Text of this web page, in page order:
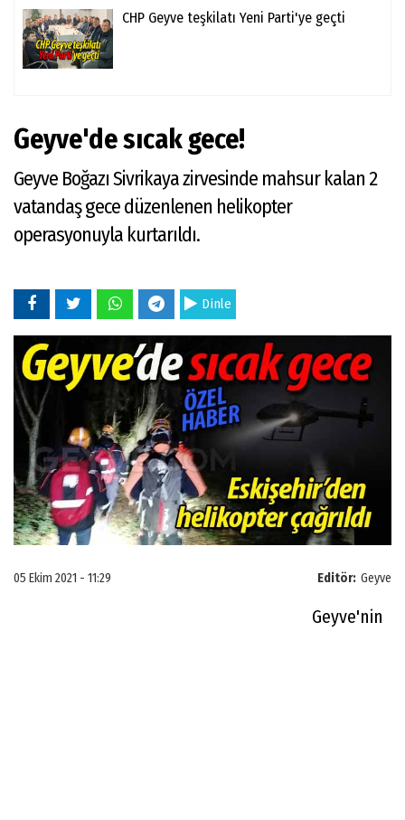
CHP Geyve teşkilatı Yeni Parti'ye geçti
Geyve'de sıcak gece!
Geyve Boğazı Sivrikaya zirvesinde mahsur kalan 2
vatandaş gece düzenlenen helikopter
operasyonuyla kurtarıldı.
Dinle
Editör: Geyve
05 Ekim 2021 - 11:29
Geyve'nin